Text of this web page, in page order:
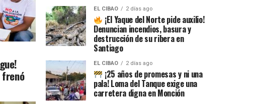
frenó
EL CIBAO 2 días ago
¡El Yaque del Norte pide auxilio!
Denuncian incendios, basura y
destrucción de su ribera en
Santiago
EL CIBAO 2 días ago
¡25 años de promesas y ni una
pala! Loma del Tanque exige una
carretera digna en Monción